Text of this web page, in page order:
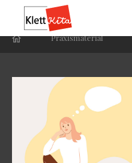
Praxis­material